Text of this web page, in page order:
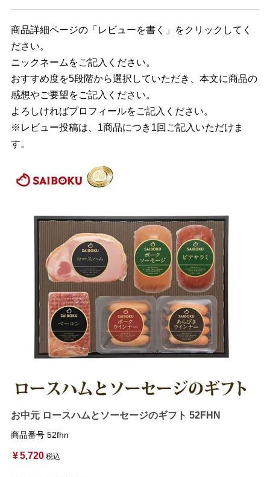
商品詳細ページの「レビューを書く」をクリックしてく
ださい。
ニックネームをご記入ください。
おすすめ度を5段階から選択していただき、本文に商品の
感想やご要望をご記入ください。
よろしければプロフィールをご記入ください。
※レビュー投稿は、1商品につき1回ご記入いただけま
す。
お中元 ロースハムとソーセージのギフト 52FHN
商品番号 52fhn
¥5,720 税込